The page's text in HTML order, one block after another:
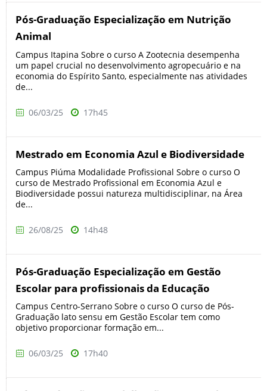
Pós-Graduação Especialização em Nutrição
Animal
Campus Itapina Sobre o curso A Zootecnia desempenha
um papel crucial no desenvolvimento agropecuário e na
economia do Espírito Santo, especialmente nas atividades
de...
06/03/25 17h45
Mestrado em Economia Azul e Biodiversidade
Campus Piúma Modalidade Profissional Sobre o curso O
curso de Mestrado Profissional em Economia Azul e
Biodiversidade possui natureza multidisciplinar, na Área
de...
26/08/25 14h48
Pós-Graduação Especialização em Gestão
Escolar para profissionais da Educação
Campus Centro-Serrano Sobre o curso O curso de Pós-
Graduação lato sensu em Gestão Escolar tem como
objetivo proporcionar formação em...
06/03/25 17h40